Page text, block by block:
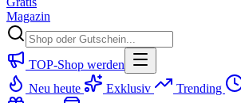
Magazin
TOP-Shop werden
Neu heute
Exklusiv Trending